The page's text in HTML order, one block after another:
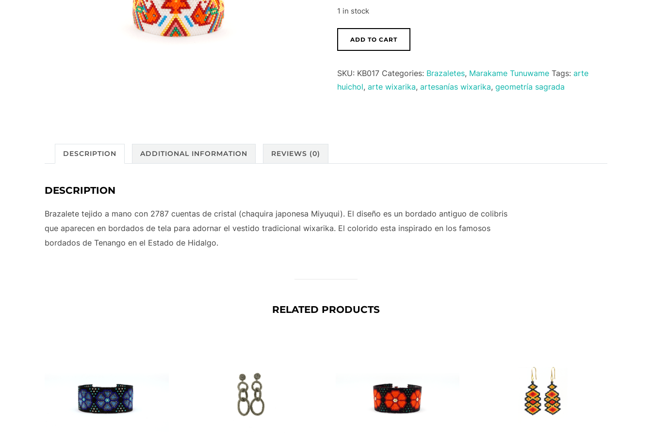
1 in stock
COLIBRIS
ADD TO CART
SKU: KB017 Categories: Brazaletes, Marakame Tunuwame Tags:arte
huichol,arte wixarika,artesanías wixarika,geometría sagrada
DESCRIPTION ADDITIONAL INFORMATION REVIEWS (0)
DESCRIPTION
Brazalete tejido a mano con 2787 cuentas de cristal (chaquira japonesa Miyuqui). El diseño es un bordado antiguo de colibris
que aparecen en bordados de tela para adornar el vestido tradicional wixarika. El colorido esta inspirado en los famosos
bordados de Tenango en el Estado de Hidalgo.
RELATED PRODUCTS